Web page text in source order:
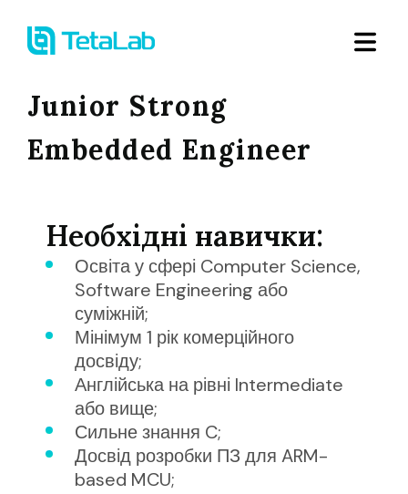
Junior Strong
Embedded Engineer
Необхідні навички:
Освіта у сфері Computer Science,
Software Engineering або
суміжній;
Мінімум 1 рік комерційного
досвіду;
Англійська на рівні Intermediate
або вище;
Сильне знання C;
Досвід розробки ПЗ для ARM-
based MCU;